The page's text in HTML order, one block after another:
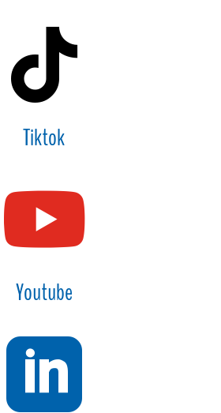

Tiktok

Youtube
